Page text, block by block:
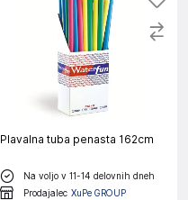
Plavalna tuba penasta 162cm
Na voljo v 11-14 delovnih dneh
Prodajalec XuPe GROUP